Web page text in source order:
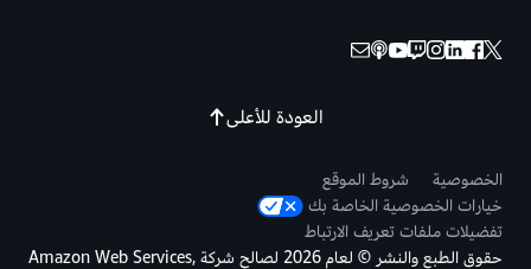
العودة للأعلى
الخصوصية
شروط الموقع
خيارات الخصوصية الخاصة بك
تفضيلات ملفات تعريف الارتباط
حقوق الطبع والنشر © لعام 2026 لصالح شركة Amazon Web Services,